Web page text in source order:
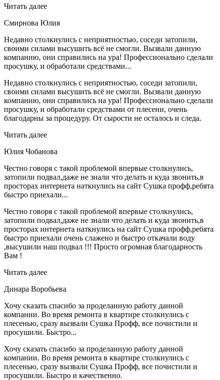
Читать далее
Смирнова Юлия
Недавно столкнулись с неприятностью, соседи затопили,
своими силами высушить всё не смогли. Вызвали данную
компанию, они справились на ура! Профессионально сделали
просушку, и обработали средствами...
Недавно столкнулись с неприятностью, соседи затопили,
своими силами высушить всё не смогли. Вызвали данную
компанию, они справились на ура! Профессионально сделали
просушку, и обработали средствами от плесени, очень
благодарны за процедуру. От сырости не осталось и следа.
Читать далее
Юлия Чобанова
Честно говоря с такой проблемой впервые столкнулись,
затопили подвал,даже не знали что делать и куда звонить,в
просторах интернета наткнулись на сайт Сушка профф,ребята
быстро приехали...
Честно говоря с такой проблемой впервые столкнулись,
затопили подвал,даже не знали что делать и куда звонить,в
просторах интернета наткнулись на сайт Сушка профф,ребята
быстро приехали очень слажено и быстро откачали воду
,высушили наш подвал !!! Просто огромная благодарность
Вам !
Читать далее
Динара Воробьева
Хочу сказать спасибо за проделанную работу данной
компании. Во время ремонта в квартире столкнулись с
плесенью, сразу вызвали Сушка Профф, все почистили и
просушили. Быстро...
Хочу сказать спасибо за проделанную работу данной
компании. Во время ремонта в квартире столкнулись с
плесенью, сразу вызвали Сушка Профф, все почистили и
просушили. Быстро и качественно.